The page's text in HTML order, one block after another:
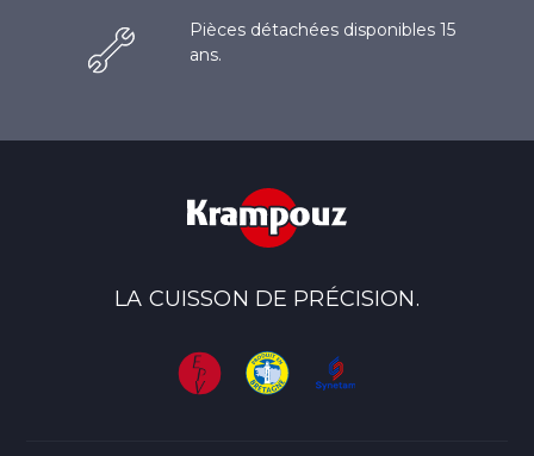
Pièces détachées disponibles 15
ans.
LA CUISSON DE PRÉCISION.